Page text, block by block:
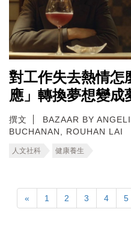
對工作失去熱情怎
應」轉換夢想變成
撰文
BAZAAR BY
BUCHANAN, ROUHAN LAI
人文社科 健康養生
« 1 2 3 4 5